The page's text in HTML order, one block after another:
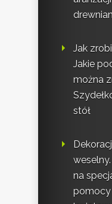
Jak
Jakie
można
stół
na
pomocy